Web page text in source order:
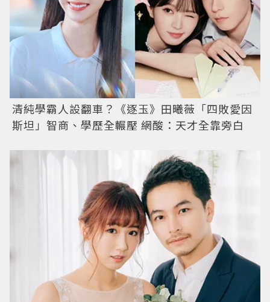
清純學霸人設翻車？《逐玉》田曦薇「四敗愛因
斯坦」智商、學歷全輾壓 網酸：天才全靠旁白